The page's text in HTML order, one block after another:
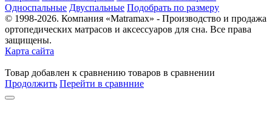
Односпальные Двуспальные Подобрать по размеру
© 1998-2026. Компания «Matramax» - Производство и продажа
ортопедических матрасов и аксессуаров для сна. Все права
защищены.
Карта сайта
Товар добавлен к сравнению товаров в сравнении
Продолжить Перейти в сравнние